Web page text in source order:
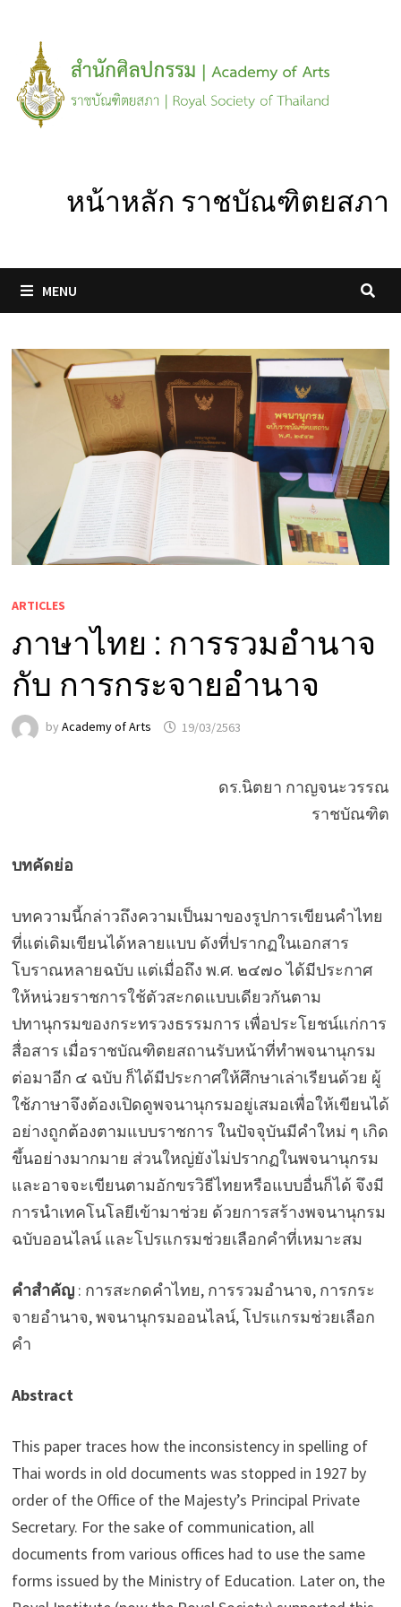
content
หน้าหลัก ราชบัณฑิตยสภา
MENU
ARTICLES
ภาษาไทย : การรวมอำนาจ
กับ การกระจายอำนาจ
by Academy of Arts 19/03/2563
ดร.นิตยา กาญจนะวรรณ
ราชบัณฑิต
บทคัดย่อ
บทความนี้กล่าวถึงความเป็นมาของรูปการเขียนคำไทย
ที่แต่เดิมเขียนได้หลายแบบ ดังที่ปรากฏในเอกสาร
โบราณหลายฉบับ แต่เมื่อถึง พ.ศ. ๒๔๗๐ ได้มีประกาศ
ให้หน่วยราชการใช้ตัวสะกดแบบเดียวกันตาม
ปทานุกรมของกระทรวงธรรมการ เพื่อประโยชน์แก่การ
สื่อสาร เมื่อราชบัณฑิตยสถานรับหน้าที่ทำพจนานุกรม
ต่อมาอีก ๔ ฉบับ ก็ได้มีประกาศให้ศึกษาเล่าเรียนด้วย ผู้
ใช้ภาษาจึงต้องเปิดดูพจนานุกรมอยู่เสมอเพื่อให้เขียนได้
อย่างถูกต้องตามแบบราชการ ในปัจจุบันมีคำใหม่ ๆ เกิด
ขึ้นอย่างมากมาย ส่วนใหญ่ยังไม่ปรากฏในพจนานุกรม
และอาจจะเขียนตามอักขรวิธีไทยหรือแบบอื่นก็ได้ จึงมี
การนำเทคโนโลยีเข้ามาช่วย ด้วยการสร้างพจนานุกรม
ฉบับออนไลน์ และโปรแกรมช่วยเลือกคำที่เหมาะสม
คำสำคัญ : การสะกดคำไทย, การรวมอำนาจ, การกระ
จายอำนาจ, พจนานุกรมออนไลน์, โปรแกรมช่วยเลือก
คำ
Abstract
This paper traces how the inconsistency in spelling of
Thai words in old documents was stopped in 1927 by
order of the Office of the Majesty’s Principal Private
Secretary. For the sake of communication, all
documents from various offices had to use the same
forms issued by the Ministry of Education. Later on, the